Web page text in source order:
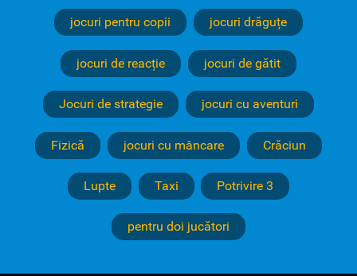
jocuri pentru copii jocuri drăguțe
jocuri de reacție jocuri de gătit
Jocuri de strategie jocuri cu aventuri
Fizică jocuri cu mâncare Crăciun
Lupte Taxi Potrivire 3
pentru doi jucători